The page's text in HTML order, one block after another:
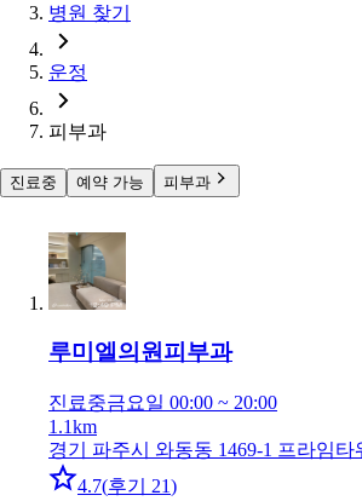
병원 찾기
운정
피부과
진료중 예약 가능 피부과
루미엘의원피부과
진료중금요일 00:00 ~ 20:00
1.1km
경기 파주시 와동동 1469-1 프라임타
4.7(후기 21)